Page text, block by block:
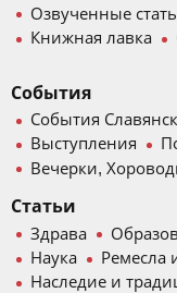
Озвученные
Книжная лавка
События
События
Выступления
Вечерки,
Статьи
Здрава
Наука
Ремесла
Наследие и